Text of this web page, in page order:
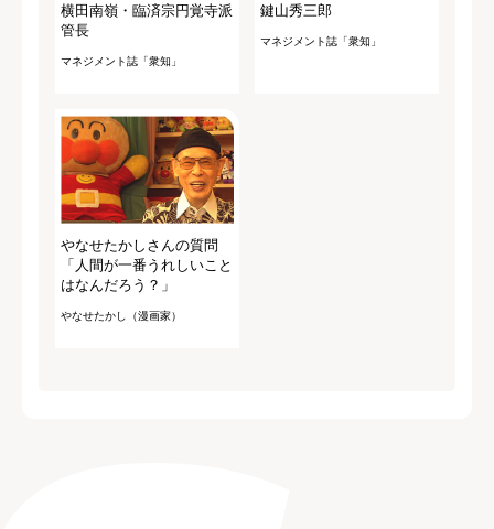
横田南嶺・臨済宗円覚寺派
管長
マネジメント誌「衆知」
鍵山秀三郎
マネジメント誌「衆知」
やなせたかしさんの質問
「人間が一番うれしいこと
はなんだろう？」
やなせたかし（漫画家）